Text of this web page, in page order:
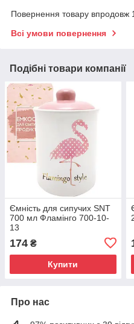
Повернення товару впродовж
Всі умови повернення
Подібні товари компанії
Ємність для сипучих SNT
700 мл Фламінго 700-10-
13
174 ₴
Купити
Про нас